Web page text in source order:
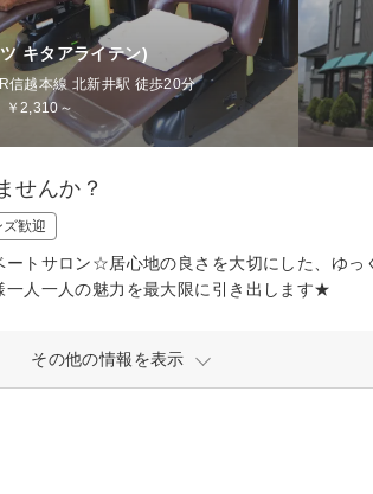
キタアライテン)
信越本線 北新井駅 徒歩20分
￥2,310～
せんか？
ズ歓迎
トサロン☆居心地の良さを大切にした、ゆっ
人一人の魅力を最大限に引き出します★
その他の情報を表示